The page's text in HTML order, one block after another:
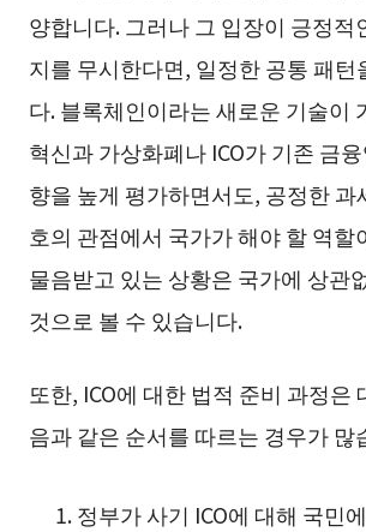
양합니다. 그러나 그 입장이 긍정적
지를 무시한다면, 일정한 공통 패턴
다. 블록체인이라는 새로운 기술이
혁신과 가상화폐나 ICO가 기존 금
향을 높게 평가하면서도, 공정한 과
호의 관점에서 국가가 해야 할 역할
물음받고 있는 상황은 국가에 상관
것으로 볼 수 있습니다.
또한, ICO에 대한 법적 준비 과정은
음과 같은 순서를 따르는 경우가 많
정부가 사기 ICO에 대해 국민